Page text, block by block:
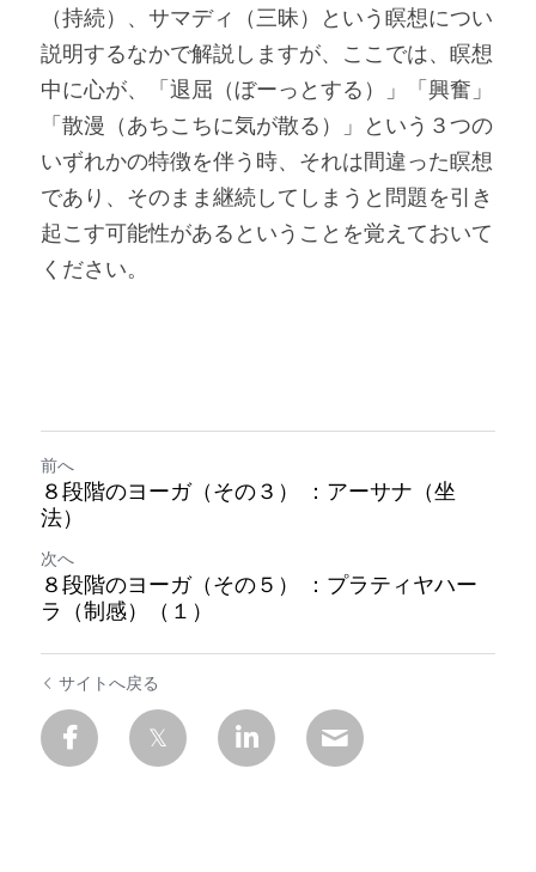
（持続）、サマディ（三昧）という瞑想につい
説明するなかで解説しますが、ここでは、瞑想
中に心が、「退屈（ぼーっとする）」「興奮」
「散漫（あちこちに気が散る）」という３つの
いずれかの特徴を伴う時、それは間違った瞑想
であり、そのまま継続してしまうと問題を引き
起こす可能性があるということを覚えておいて
ください。
前へ
８段階のヨーガ（その３） ：アーサナ（坐
法）
次へ
８段階のヨーガ（その５） ：プラティヤハー
ラ（制感）（１）
サイトへ戻る